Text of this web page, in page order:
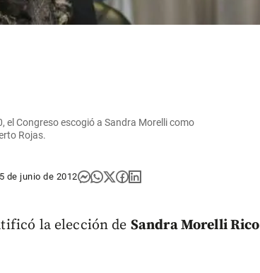
el Congreso escogió a Sandra Morelli como
Rojas.
de junio de 2012
la elección de Sandra Morelli Rico